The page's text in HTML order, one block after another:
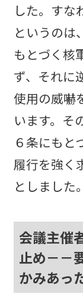
した。すな
というのは
もとづく核
ず、それに
使用の威嚇
います。そ
６条にもと
履行を強く
としました。
会議主催
止め－－
かみあっ